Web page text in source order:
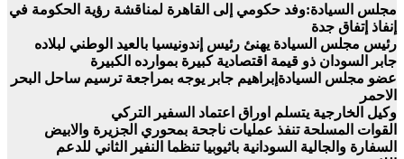
مجلس السيادة:وفد حكومي إلى القاهرة لمناقشة رؤية الحكومة في
إنفاذ إتفاق جدة
رئيس مجلس السيادة يهنئ رئيس إندونيسيا بالعيد الوطني لبلاده
جابر السودان ذو قيمة اقتصادية كبيرة بموارده الكبيرة
عضو مجلس السيادةإبراهيم جابر يوجه بمراجعة ترسيم ساحل البحر
الاحمر
وكيل الخارجية يتسلم اوراق اعتماد السفير التركي
القوات المسلحة تنفذ عمليات ناجحة بمحوري الجزيرة والابيض
السفارة والجالية السودانية باثيوبيا تنظما النفير الثاني للدعم